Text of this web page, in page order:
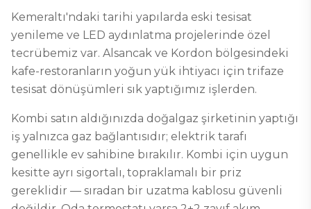
Kemeraltı'ndaki tarihi yapılarda eski tesisat
yenileme ve LED aydınlatma projelerinde özel
tecrübemiz var. Alsancak ve Kordon bölgesindeki
kafe-restoranların yoğun yük ihtiyacı için trifaze
tesisat dönüşümleri sık yaptığımız işlerden.
Kombi satın aldığınızda doğalgaz şirketinin yaptığı
iş yalnızca gaz bağlantısıdır; elektrik tarafı
genellikle ev sahibine bırakılır. Kombi için uygun
kesitte ayrı sigortalı, topraklamalı bir priz
gereklidir — sıradan bir uzatma kablosu güvenli